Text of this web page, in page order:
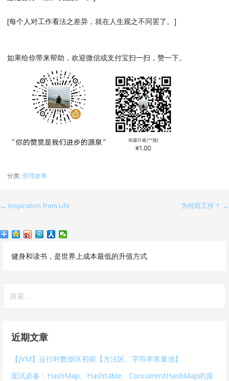
[每个人对工作看法之差异，就在人生观之不同罢了。]
如果给你带来帮助，欢迎微信或支付宝扫一扫，赞一下。
分类:哲理故事
文
章
← Inspiration from Life 为何而工作？ →
健身和读书，是世界上成本最低的升值方式
索
近期文章
【JVM】运行时数据区初探【方法区、字符串常量池】
面试必备：HashMap、Hashtable、ConcurrentHashMap的原